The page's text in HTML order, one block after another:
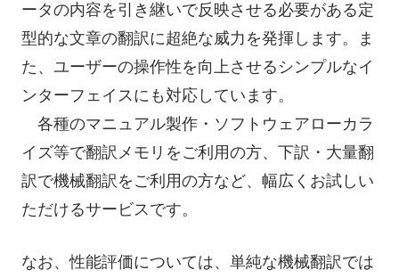
ータの内容を引き継いで反映させる必要がある定
型的な文章の翻訳に超絶な威力を発揮します。ま
た、ユーザーの操作性を向上させるシンプルなイ
ンターフェイスにも対応しています。
各種のマニュアル製作・ソフトウェアローカラ
イズ等で翻訳メモリをご利用の方、下訳・大量翻
訳で機械翻訳をご利用の方など、幅広くお試しい
ただけるサービスです。
なお、性能評価については、単純な機械翻訳では